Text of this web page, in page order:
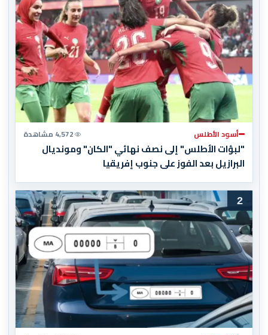
أسود الأطلس 4,572 مشاهدة
"لبؤات الأطلس" إلى نصف نهائي "الكان" ومونديال
البرازيل بعد الفوز على جنوب إفريقيا
2